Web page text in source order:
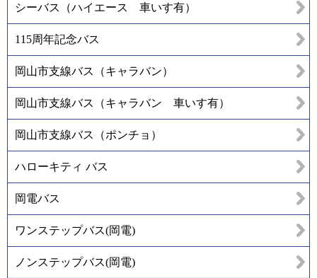
シーバス（ハイエース 車いす有）
115周年記念バス
岡山市支線バス（キャラバン）
岡山市支線バス（キャラバン 車いす有）
岡山市支線バス（ポンチョ）
ハローキティ バス
岡電バス
ワンステップバス(岡電)
ノンステップバス(岡電)